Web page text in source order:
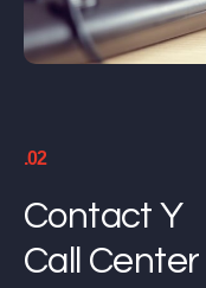
.02
Contact Y
Call Center